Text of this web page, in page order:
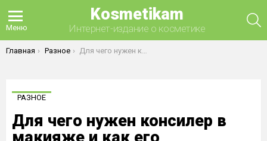
Меню
Kosmetikam
Интернет-издание о косметике
Вы здесь:
Главная Разное Для чего нужен консилер в макияже и как его использовать
РАЗНОЕ
Для чего нужен консилер в